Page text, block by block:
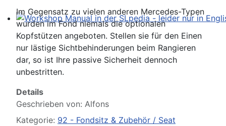
Workshop Manual in der SLpedia - leider nur in
Im Gegensatz zu vielen anderen Mercedes-Typen
wurden im Fond niemals die optionalen
Kopfstützen angeboten. Stellen sie für den Einen
nur lästige Sichtbehinderungen beim Rangieren
dar, so ist Ihre passive Sicherheit dennoch
unbestritten.
Details
Geschrieben von: Alfons
Kategorie: 92 - Fondsitz & Zubehör / Seat